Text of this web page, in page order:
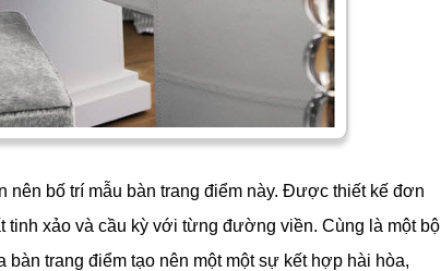
nên bố trí mẫu bàn trang điểm này. Được thiết kế đơn
tinh xảo và cầu kỳ với từng đường viền. Cùng là một bộ
trang điểm tạo nên một một sự kết hợp hài hòa,